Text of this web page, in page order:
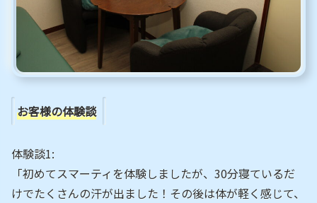
お客様の体験談
体験談1:
「初めてスマーティを体験しましたが、30分寝ているだ
けでたくさんの汗が出ました！その後は体が軽く感じて、